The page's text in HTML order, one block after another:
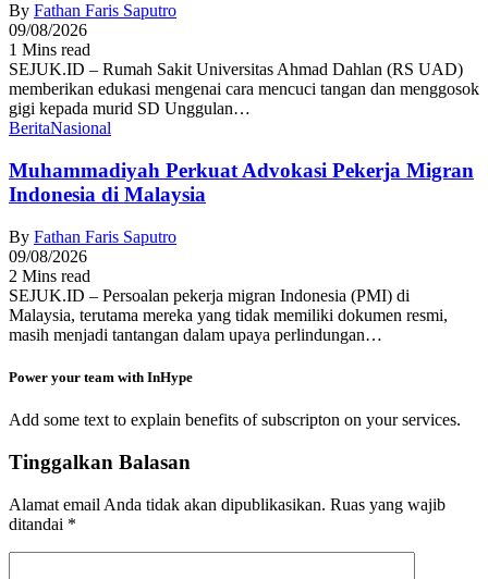
By Fathan Faris Saputro
09/08/2026
1 Mins read
SEJUK.ID – Rumah Sakit Universitas Ahmad Dahlan (RS UAD)
memberikan edukasi mengenai cara mencuci tangan dan menggosok
gigi kepada murid SD Unggulan…
BeritaNasional
Muhammadiyah Perkuat Advokasi Pekerja Migran
Indonesia di Malaysia
By Fathan Faris Saputro
09/08/2026
2 Mins read
SEJUK.ID – Persoalan pekerja migran Indonesia (PMI) di
Malaysia, terutama mereka yang tidak memiliki dokumen resmi,
masih menjadi tantangan dalam upaya perlindungan…
Power your team with InHype
Add some text to explain benefits of subscripton on your services.
Tinggalkan Balasan
Alamat email Anda tidak akan dipublikasikan. Ruas yang wajib
ditandai *